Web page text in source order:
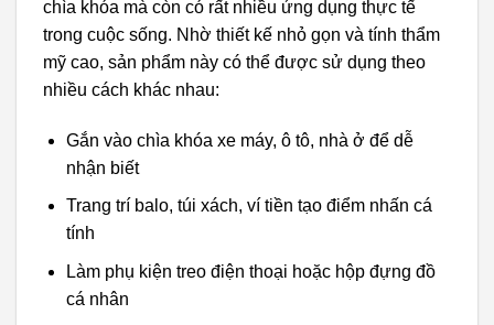
chìa khóa mà còn có rất nhiều ứng dụng thực tế
trong cuộc sống. Nhờ thiết kế nhỏ gọn và tính thẩm
mỹ cao, sản phẩm này có thể được sử dụng theo
nhiều cách khác nhau:
Gắn vào chìa khóa xe máy, ô tô, nhà ở để dễ
nhận biết
Trang trí balo, túi xách, ví tiền tạo điểm nhấn cá
tính
Làm phụ kiện treo điện thoại hoặc hộp đựng đồ
cá nhân